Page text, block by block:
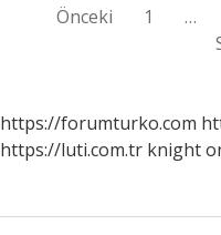
Yazı
Önceki 1 …
https://forumturko.com
https://luti.com.tr knight